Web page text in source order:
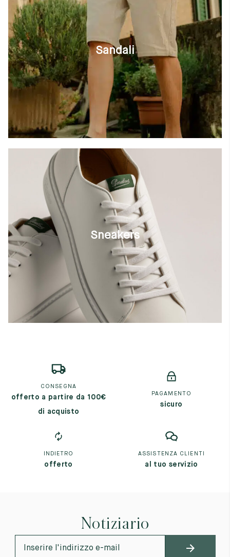
Sandali
Sneakers
CONSEGNA
offerto a partire da 100€
di acquisto
PAGAMENTO
sicuro
INDIETRO
offerto
ASSISTENZA CLIENTI
al tuo servizio
Notiziario